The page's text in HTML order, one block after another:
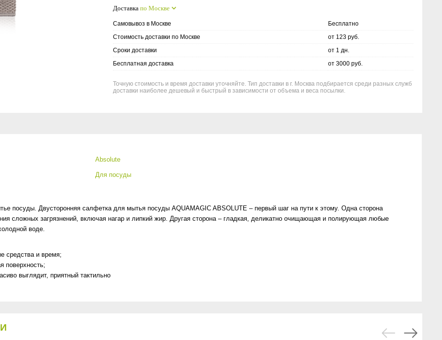
Доставка по Москве
Самовывоз в Москве
Бесплатно
Стоимость доставки по Москве
от 123 руб.
Сроки доставки
от 1 дн.
Бесплатная доставка
от 3000 руб.
Точную стоимость и время доставки уточняйте. Тип доставки в г. Москва подбирается среди разных служб
доставки наиболее дешевый и быстрый в зависимости от объема и веса посылки.
Absolute
Для посуды
посуды. Двусторонняя салфетка для мытья посуды AQUAMAGIC ABSOLUTE – первый шаг на пути к этому. Одна сторона
сложных загрязнений, включая нагар и липкий жир. Другая сторона – гладкая, деликатно очищающая и полирующая любые
воде.
средства и время;
поверхность;
выглядит, приятный тактильно